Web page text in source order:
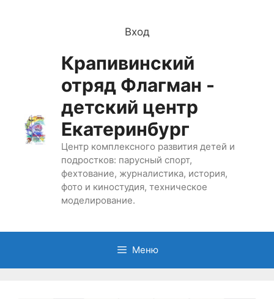
Вход
Крапивинский
отряд Флагман -
детский центр
Екатеринбург
Центр комплексного развития детей и
подростков: парусный спорт,
фехтование, журналистика, история,
фото и киностудия, техническое
моделирование.
Меню